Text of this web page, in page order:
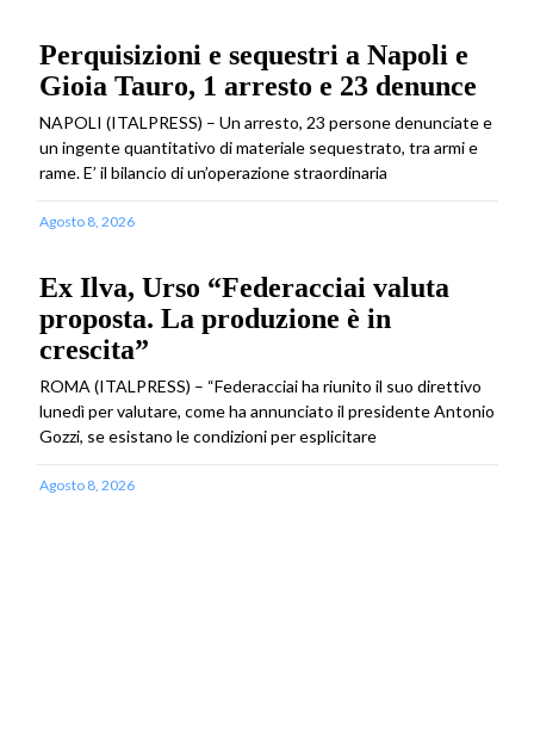
Perquisizioni e sequestri a Napoli e
Gioia Tauro, 1 arresto e 23 denunce
NAPOLI (ITALPRESS) – Un arresto, 23 persone denunciate e
un ingente quantitativo di materiale sequestrato, tra armi e
rame. E’ il bilancio di un’operazione straordinaria
Agosto 8, 2026
Ex Ilva, Urso “Federacciai valuta
proposta. La produzione è in
crescita”
ROMA (ITALPRESS) – “Federacciai ha riunito il suo direttivo
lunedì per valutare, come ha annunciato il presidente Antonio
Gozzi, se esistano le condizioni per esplicitare
Agosto 8, 2026